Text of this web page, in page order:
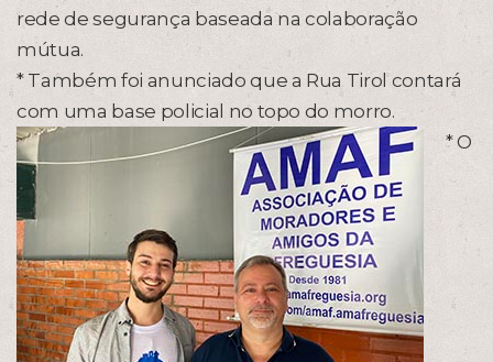
rede de segurança baseada na colaboração
mútua.
* Também foi anunciado que a Rua Tirol contará
com uma base policial no topo do morro.
* O